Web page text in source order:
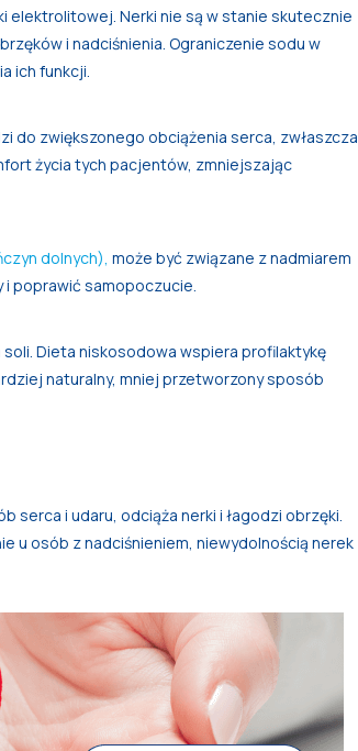
elektrolitowej. Nerki nie są w stanie skutecznie
i nadciśnienia. Ograniczenie sodu w
ich funkcji.
do zwiększonego obciążenia serca, zwłaszcza
życia tych pacjentów, zmniejszając
dolnych), może być związane z nadmiarem
poprawić samopoczucie.
Dieta niskosodowa wspiera profilaktykę
naturalny, mniej przetworzony sposób
serca i udaru, odciąża nerki i łagodzi obrzęki.
u osób z nadciśnieniem, niewydolnością nerek